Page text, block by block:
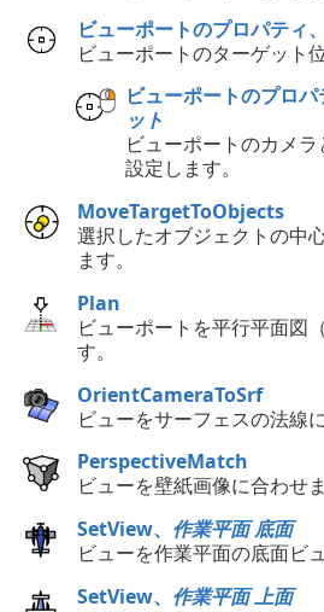
ビューポートのプロパティ、
ビューポートのターゲット
ビューポートのプロパ
ット
ビューポートのカメ
設定します。
MoveTargetToObjects
選択したオブジェクトの中
ます。
Plan
ビューポートを平行平面図
す。
OrientCameraToSrf
ビューをサーフェスの法線
PerspectiveMatch
ビューを壁紙画像に合わせま
SetView、 作業平面 底面
ビューを作業平面の底面ビ
SetView、 作業平面 上面